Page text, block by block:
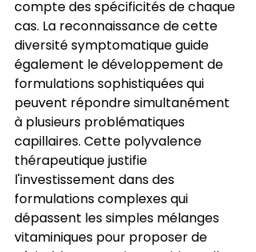
compte des spécificités de chaque
cas. La reconnaissance de cette
diversité symptomatique guide
également le développement de
formulations sophistiquées qui
peuvent répondre simultanément
à plusieurs problématiques
capillaires. Cette polyvalence
thérapeutique justifie
l'investissement dans des
formulations complexes qui
dépassent les simples mélanges
vitaminiques pour proposer de